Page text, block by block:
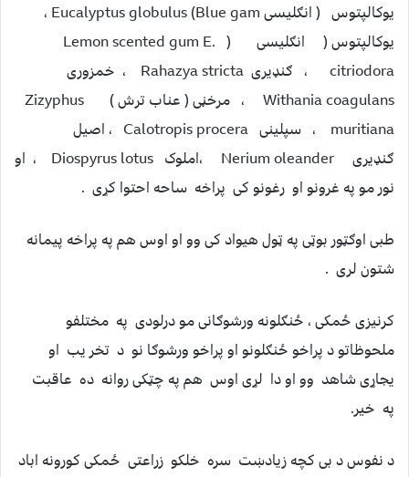
یوکالپتوس ( انګلیسی Blue gam) Eucalyptus globulus ،
یوکالپتوس ( انګلیسی ( Lemon scented gum E.
citriodora ، ګنډیری Rahazya stricta ، خمزوری
Withania coagulans ، مرخڼی ( عناب ترش ) Zizyphus
muritiana ، سپلینی Calotropis procera ، اصیل
ګنډیری Nerium oleander ،املوک Diospyrus lotus ، او
نور مو په غرونو او رغونو کی پراخه ساحه احتوا کړی .
طبی اوګټور بوټی په ټول هیواد کی وو او اوس هم په پراخه پیمانه
شتون لری .
‏کرنیزی ځمکی ، ځنګلونه ورشوګانی مو درلودی ‏ په مختلفو
ملحوظاتو د پراخو ځنګلونو او پراخو ورشوګا نو د تخر یب او
یجاړی شاهد وو او دا لړی اوس هم په چټکی روانه ده عاقبت
په ‏خیر.
د نفوس د بی کچه زیادښت سره خلکو زراعتی ځمکی کورونه اباد